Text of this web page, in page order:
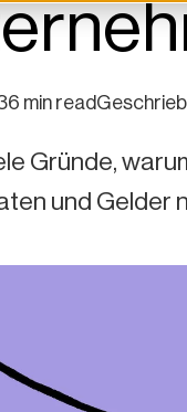
6 min read
Gründe,
und Gelder